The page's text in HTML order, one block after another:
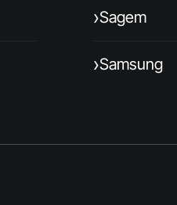
›Sagem
›Samsung